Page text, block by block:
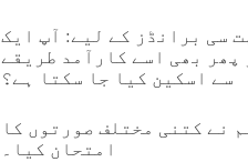
سی برانڈز کے لیے: آپ ایک
پھر بھی اسے کارآمد طریقے
سے اسکین کیا جا سکتا ہے؟
نے کتنی مختلف صورتوں کا
امتحان کیا۔